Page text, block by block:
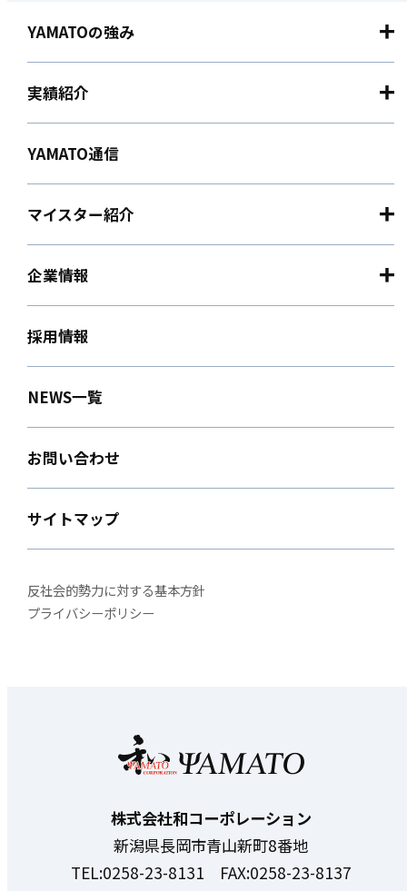
YAMATOの強み
実績紹介
YAMATO通信
マイスター紹介
企業情報
採用情報
NEWS一覧
お問い合わせ
サイトマップ
反社会的勢力に対する基本方針
プライバシーポリシー
株式会社和コーポレーション
新潟県長岡市青山新町8番地
TEL:0258-23-8131 FAX:0258-23-8137